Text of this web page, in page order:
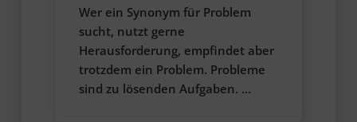
Wer ein Synonym für Problem
sucht, nutzt gerne
Herausforderung, empfindet aber
trotzdem ein Problem. Probleme
sind zu lösenden Aufgaben. …